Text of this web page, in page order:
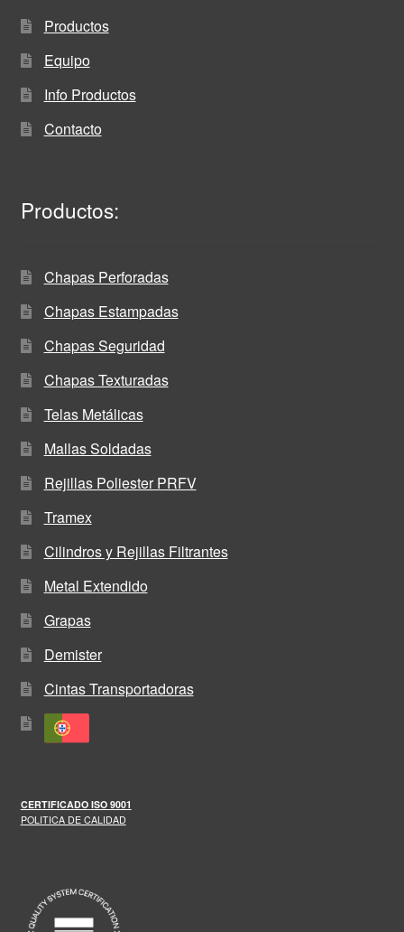
Productos
Equipo
Info Productos
Contacto
Productos:
Chapas Perforadas
Chapas Estampadas
Chapas Seguridad
Chapas Texturadas
Telas Metálicas
Mallas Soldadas
Rejillas Poliester PRFV
Tramex
Cilindros y Rejillas Filtrantes
Metal Extendido
Grapas
Demister
Cintas Transportadoras
CERTIFICADO ISO 9001
POLITICA DE CALIDAD